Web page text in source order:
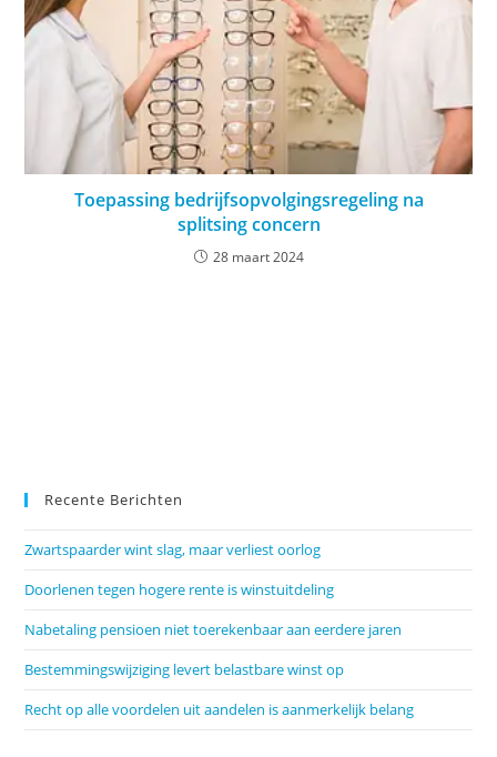
Toepassing bedrijfsopvolgingsregeling na
splitsing concern
28 maart 2024
Recente Berichten
Zwartspaarder wint slag, maar verliest oorlog
Doorlenen tegen hogere rente is winstuitdeling
Nabetaling pensioen niet toerekenbaar aan eerdere jaren
Bestemmingswijziging levert belastbare winst op
Recht op alle voordelen uit aandelen is aanmerkelijk belang